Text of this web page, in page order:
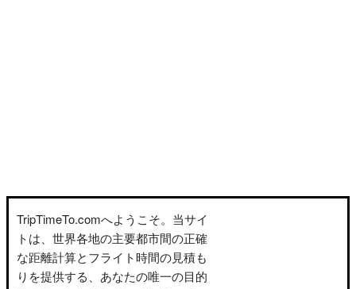
TripTimeTo.comへようこそ。当サイ
トは、世界各地の主要都市間の正確
な距離計算とフライト時間の見積も
りを提供する、あなたの唯一の目的